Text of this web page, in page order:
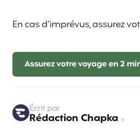
En cas d’imprévus, assurez
Écrit par
Rédaction Chapka